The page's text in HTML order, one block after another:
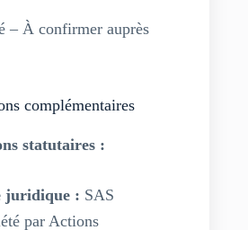
– À confirmer auprès
complémentaires
statutaires :
juridique : SAS
par Actions